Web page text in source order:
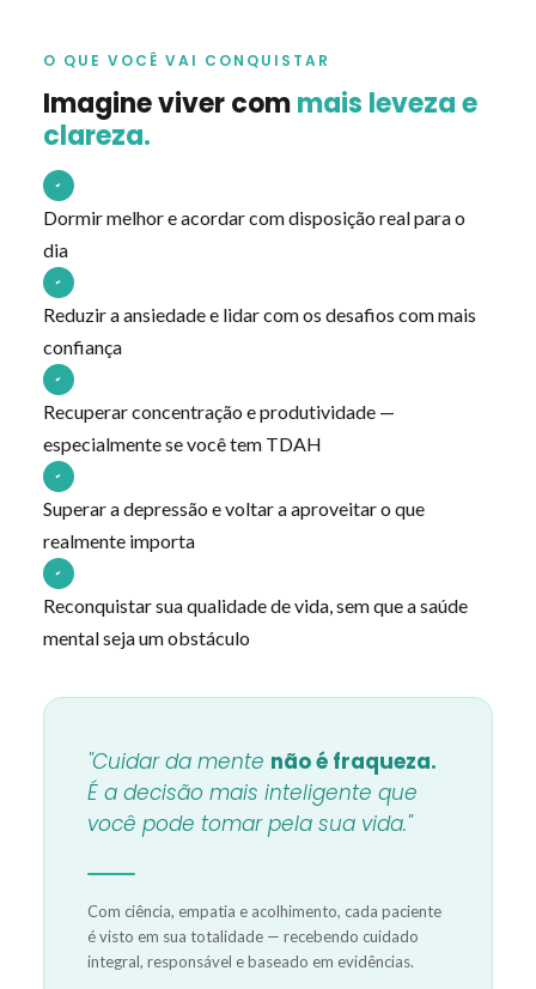
O QUE VOCÊ VAI CONQUISTAR
Imagine viver commais leveza e
clareza.
Dormir melhor e acordar com disposição real para o
dia
Reduzir a ansiedade e lidar com os desafios com mais
confiança
Recuperar concentração e produtividade —
especialmente se você tem TDAH
Superar a depressão e voltar a aproveitar o que
realmente importa
Reconquistar sua qualidade de vida, sem que a saúde
mental seja um obstáculo
"Cuidar da mente não é fraqueza.
É a decisão mais inteligente que
você pode tomar pela sua vida."
Com ciência, empatia e acolhimento, cada paciente
é visto em sua totalidade — recebendo cuidado
integral, responsável e baseado em evidências.